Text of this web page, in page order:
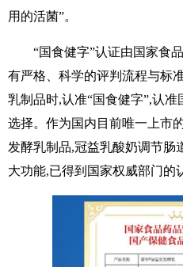
用的活菌”。
“国食健字”认证由国家食品
有严格、科学的评判流程与标
乳制品时,认准“国食健字”,认
选择。作为国内目前唯一上市
发酵乳制品,冠益乳酸奶调节肠
大功能,已得到国家权威部门的